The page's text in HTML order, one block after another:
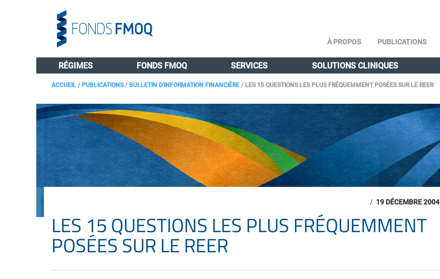
À PROPOS PUBLICATIONS
RÉGIMES FONDS FMOQ SERVICES SOLUTIONS CLINIQUES
ACCUEIL/PUBLICATIONS/BULLETIN D'INFORMATION FINANCIÈRE/ LES 15 QUESTIONS LES PLUS FRÉQUEMMENT POSÉES SUR LE REER
/ 19 DÉCEMBRE 2004
LES 15 QUESTIONS LES PLUS FRÉQUEMMENT
POSÉES SUR LE REER